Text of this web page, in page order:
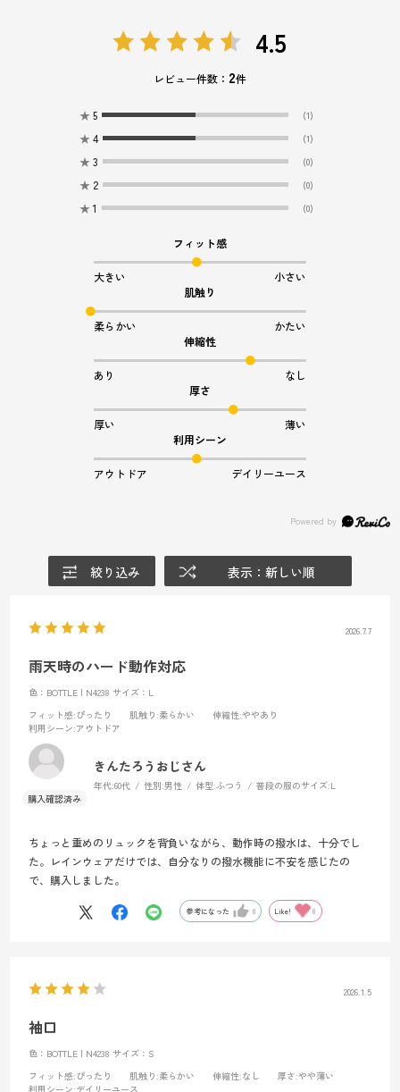
4.5
レビュー件数： 2件
★ 5 (1)
★ 4 (1)
★ 3 (0)
★ 2 (0)
★ 1 (0)
フィット感
大きい
小さい
肌触り
柔らかい
かたい
伸縮性
あり
なし
厚さ
厚い
薄い
利用シーン
アウトドア デイリーユース
絞り込み 表示：新しい順
2026.7.7
雨天時のハード動作対応
色：BOTTLE | N4238 サイズ：L
フィット感:ぴったり 肌触り :柔らかい 伸縮性:ややあり
利用シーン:アウトドア
きんたろうおじさん
年代:60代 性別:男性 体型:ふつう 普段の服のサイズ:L
ちょっと重めのリュックを背負いながら、動作時の撥水は、十分でし
た。レインウェアだけでは、自分なりの撥水機能に不安を感じたの
で、購入しました。
参考になった 0 Like! 0
2026.1.5
袖口
色：BOTTLE | N4238 サイズ：S
フィット感:ぴったり 肌触り :柔らかい 伸縮性:なし 厚さ:やや薄い
利用シーン:デイリーユース